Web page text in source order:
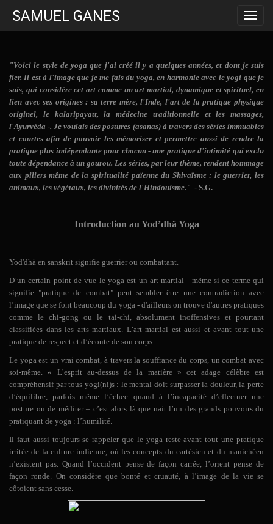
SAMUEL GANES
"Voici le style de yoga que j'ai créé il y a quelques années, et dont je suis
fier. Il est à l'image que je me fais du yoga, en harmonie avec le yogi que je
suis, qui considère cet art comme un art martial, dynamique et spirituel, en
lien avec ses origines : sa terre mère, l'Inde, l'art de la pratique physique
originel, le kalaripayatt, la médecine traditionnelle et les massages,
l'Ayurvéda -. Je voulais des postures (asanas) à travers des séries immuables
et courtes afin de pouvoir les mémoriser et permettre aussi de rendre la
pratique plus indépendante pour chacun - une pratique d'intimité qui exclu
toute dépendance à un gourou. Les séries, par leur thème, rendent hommage
aux piliers même de la spiritualité païenne du Shivaïsme : le guerrier, les
animaux, les végétaux, les divinités de l'Hindouisme." - S.G.
Introduction au Yod’dhä Yoga
Yod'dhä en sanskrit signifie guerrierou combattant.
D’un certain point de vue le yoga est un art martial - même si ce terme qui
signifie "pratique de combat" peut sembler être une contradiction avec
l’image que se font beaucoup du yoga - d'ailleurs on trouve d'autres pratiques
comme le chi-gong ou le tai-chi, absolument inoffensives et pourtant
classifiées dans les arts martiaux. L’art martial est aussi et avant tout une
pratique de respect et d’écoute de son corps.
Le yoga est un vrai combat, à travers la souffrance du corps, un combat avec
soi-même. « L’esprit au-dessus de la matière » cet adage célèbre est
compréhensif par tous yogi(ni)s : le mental doit surpasser la douleur, la perte
d’équilibre, parfois même l’échec quand à l’incapacité d’effectuer une
posture ou de méditer – c’est alors là que nait l’un des grands pouvoirs du
pratiquant de yoga : l’humilité.
Il faut aussi toujours se rappeler que le yoga reste avant tout une pratique
irritée de la culture indienne, où les concepts du cartésien et du manichéen
n’existent pas. Quand l’occident pense de façon carrée, l’orient pense de
façon ronde. On considère que bonté et cruauté, à l’image de la vie se
côtoient sans cesse.